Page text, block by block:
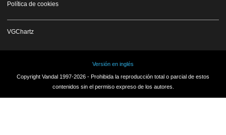
Política de cookies
VGChartz
Versión en inglés
Copyright Vandal 1997-2026 - Prohibida la reproducción total o parcial de estos
contenidos sin el permiso expreso de los autores.